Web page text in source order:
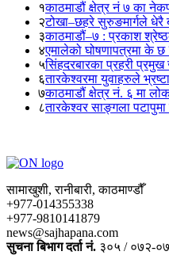
१काठमाडौं क्षेत्र नं ७ का
२टोखा–छहरे सुरुङमार्गले धेरै
३काठमाडौं–७ : प्रकाश
४एमालेको घोषणापत्रमा के छ
५सिंहदरबारका प्रहरी
६तारकेश्वरमा युवाहरुले
७काठमाडौं क्षेत्र नं. ६ मा
८तारकेश्वर साङ्गला
सामाखुशी, रानीबारी, काठमाण्डौँ
+977-014355338
+977-9810141879
news@sajhapana.com
सुचना बिभाग दर्ता नं. ३०५ / ०७२-